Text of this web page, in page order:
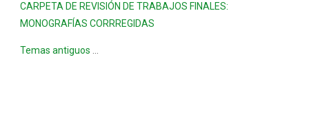
CARPETA DE REVISIÓN DE TRABAJOS FINALES:
MONOGRAFÍAS CORRREGIDAS
Temas antiguos